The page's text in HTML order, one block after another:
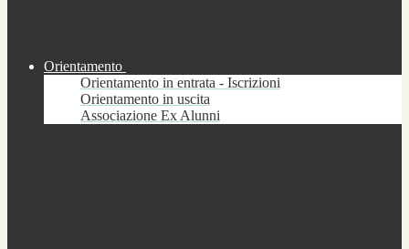
Orientamento
Orientamento in entrata - Iscrizioni
Orientamento in uscita
Associazione Ex Alunni